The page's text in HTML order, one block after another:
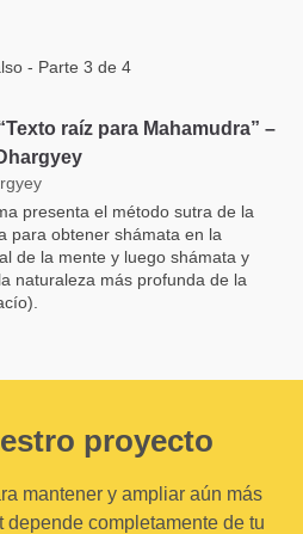
- Parte 3 de 4
raíz para Mahamudra” –
presenta el método sutra de la
para obtener shámata en la
de la mente y luego shámata y
naturaleza más profunda de la
proyecto
mantener y ampliar aún más
depende completamente de tu